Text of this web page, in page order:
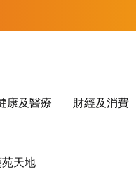
康及醫療 財經及消費
天地